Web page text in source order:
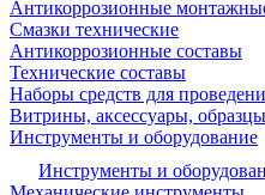
Антикоррозионные
Смазки технические
Антикоррозионные составы
Технические составы
Наборы средств для
Витрины, аксессуары, образцы
Инструменты и оборудование
Инструменты и